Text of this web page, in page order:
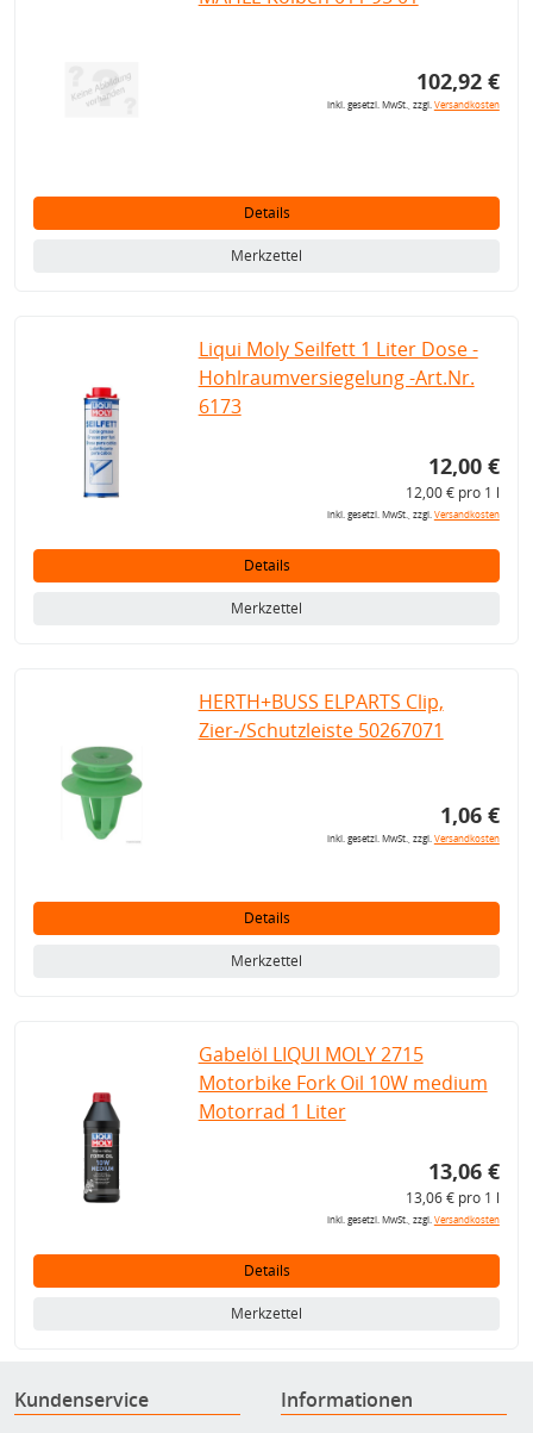
102,92 €
inkl. gesetzl. MwSt., zzgl.Versandkosten
Details
Merkzettel
Liqui Moly Seilfett 1 Liter Dose -
Hohlraumversiegelung -Art.Nr.
6173
12,00 €
12,00 € pro 1 l
inkl. gesetzl. MwSt., zzgl.Versandkosten
Details
Merkzettel
HERTH+BUSS ELPARTS Clip,
Zier-/Schutzleiste 50267071
1,06 €
inkl. gesetzl. MwSt., zzgl.Versandkosten
Details
Merkzettel
Gabelöl LIQUI MOLY 2715
Motorbike Fork Oil 10W medium
Motorrad 1 Liter
13,06 €
13,06 € pro 1 l
inkl. gesetzl. MwSt., zzgl.Versandkosten
Details
Merkzettel
Kundenservice Informationen